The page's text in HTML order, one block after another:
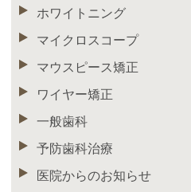
ホワイトニング
マイクロスコープ
マウスピース矯正
ワイヤー矯正
一般歯科
予防歯科治療
医院からのお知らせ